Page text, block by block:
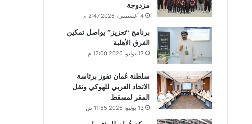
مزدوجة
4 أغسطس، 2026 2:47 م
برنامج “تعزيز” يواصل تمكين
الفرق الأهلية
13 يوليو، 2026 12:00 م
سلطنة عُمان تفوز برئاسة
الاتحاد العربي للهوكي ونقل
المقر لمسقط
13 يوليو، 2026 11:55 ص